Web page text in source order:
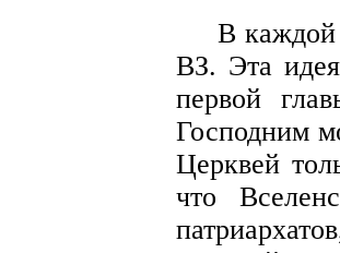
В
ВЗ. Эта
первой
Господним
Церквей
что